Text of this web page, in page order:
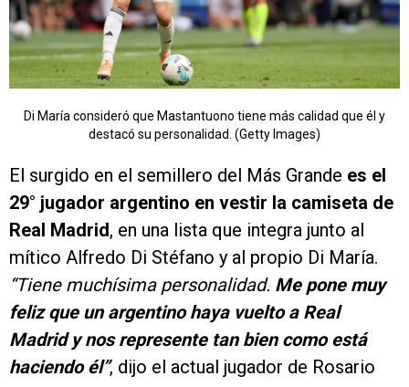
Di María consideró que Mastantuono tiene más calidad que él y
destacó su personalidad. (Getty Images)
El surgido en el semillero del Más Grande es el
29° jugador argentino en vestir la camiseta de
Real Madrid, en una lista que integra junto al
mítico Alfredo Di Stéfano y al propio Di María.
“Tiene muchísima personalidad. Me pone muy
feliz que un argentino haya vuelto a Real
Madrid y nos represente tan bien como está
haciendo él”, dijo el actual jugador de Rosario